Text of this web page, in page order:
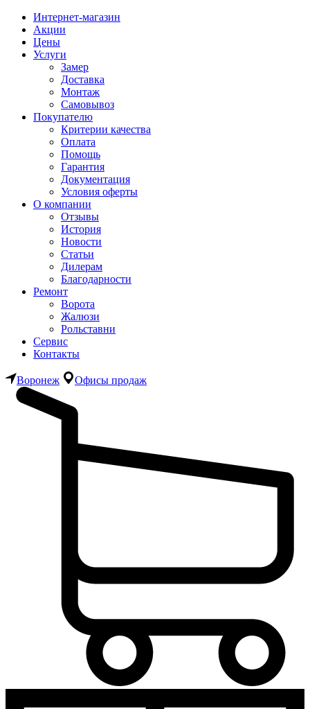
Интернет-магазин
Акции
Цены
Услуги
Замер
Доставка
Монтаж
Самовывоз
Покупателю
Критерии качества
Оплата
Помощь
Гарантия
Документация
Условия оферты
О компании
Отзывы
История
Новости
Статьи
Дилерам
Благодарности
Ремонт
Ворота
Жалюзи
Рольставни
Сервис
Контакты
Воронеж Офисы продаж